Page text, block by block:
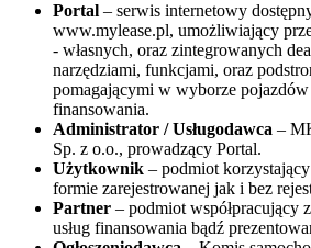
Portal – serwis internetowy
www.mylease.pl, umożliwiający
- własnych, oraz zintegrowanych
narzędziami, funkcjami, oraz
pomagającymi w wyborze
finansowania.
Administrator / Usługodawca –
Sp. z o.o., prowadzący Portal.
Użytkownik – podmiot
formie zarejestrowanej jak i bez
Partner – podmiot współpracujący
usług finansowania bądź